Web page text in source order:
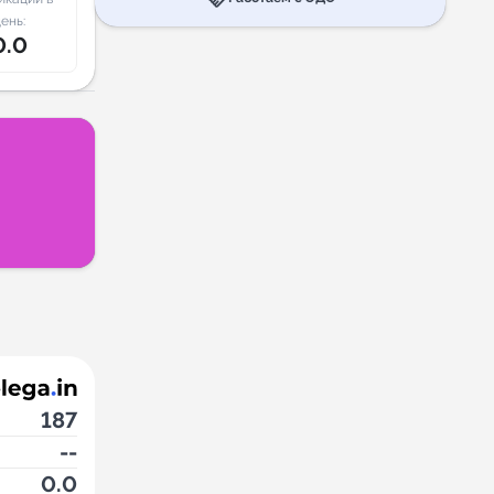
187
--
0.0